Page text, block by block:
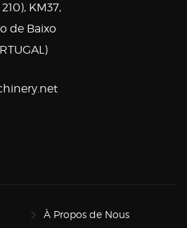
KM37,
de Baixo
À Propos de Nous